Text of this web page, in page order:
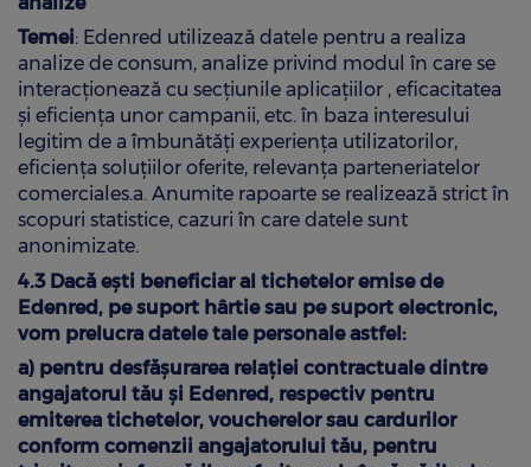
Temei: Edenred utilizează datele pentru a realiza
analize de consum, analize privind modul în care se
interacționează cu secțiunile aplicațiilor , eficacitatea
și eficiența unor campanii, etc. în baza interesului
legitim de a îmbunătăți experiența utilizatorilor,
eficiența soluțiilor oferite, relevanța parteneriatelor
comerciales.a. Anumite rapoarte se realizează strict în
scopuri statistice, cazuri în care datele sunt
anonimizate.
4.3 Dacă ești beneficiar al tichetelor emise de
Edenred, pe suport hârtie sau pe suport electronic,
vom prelucra datele tale personale astfel:
a) pentru desfășurarea relației contractuale dintre
angajatorul tău şi Edenred, respectiv pentru
emiterea tichetelor, voucherelor sau cardurilor
conform comenzii angajatorului tău, pentru